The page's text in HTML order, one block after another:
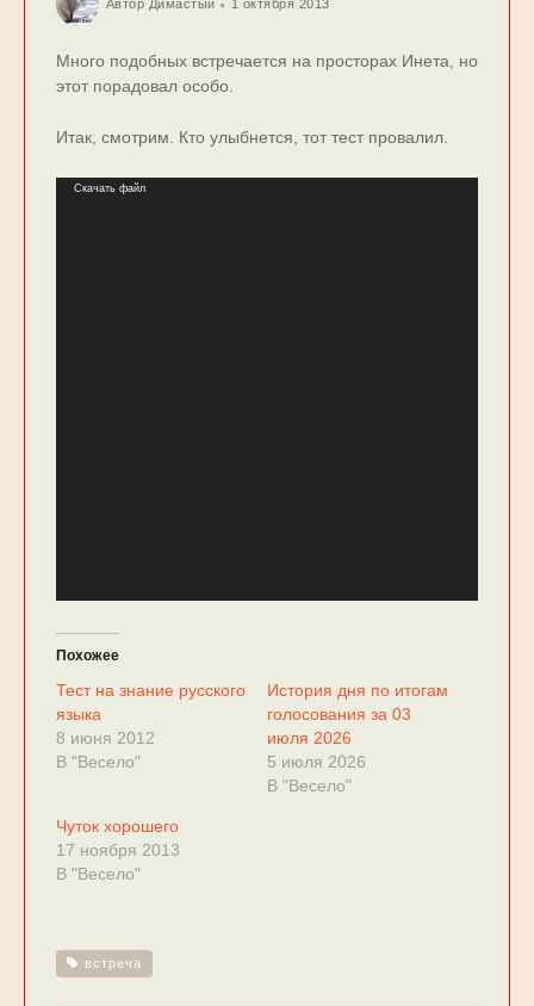
Автор Димастый 1 октября 2013
Много подобных встречается на просторах Инета, но
этот порадовал особо.
Итак, смотрим. Кто улыбнется, тот тест провалил.
Видеоплеер
Скачать файл
Похожее
Тест на знание русского
языка
8 июня 2012
В "Весело"
История дня по итогам
голосования за 03
июля 2026
5 июля 2026
В "Весело"
Чуток хорошего
17 ноября 2013
В "Весело"
встреча